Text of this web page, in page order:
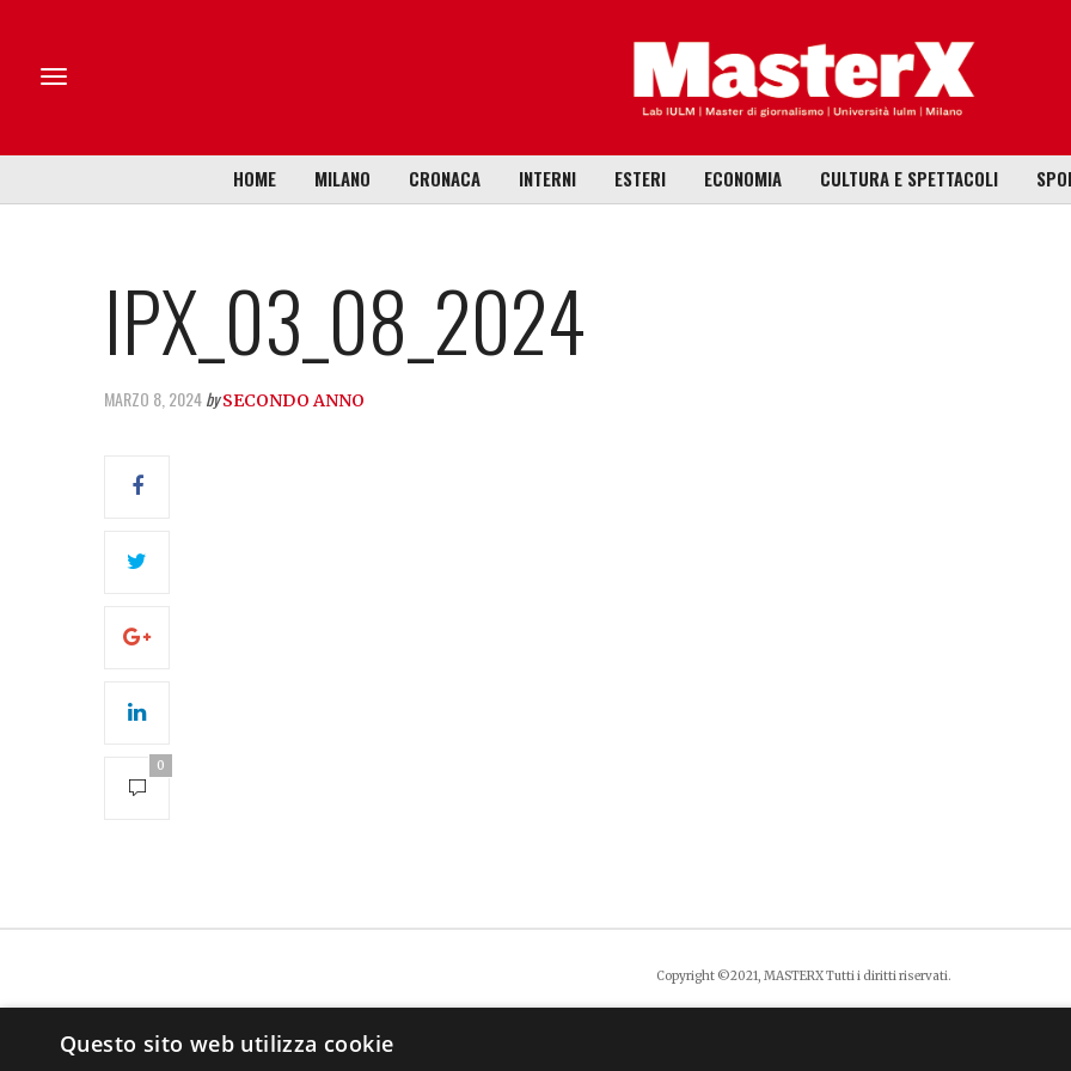
HOME MILANO CRONACA INTERNI ESTERI ECONOMIA CULTURA E SPETTACOLI
IPX_03_08_2024
MARZO 8, 2024by SECONDO ANNO
0
Copyright ©2021, MASTERX Tutti i diritti riservati.
Questo sito web utilizza cookie